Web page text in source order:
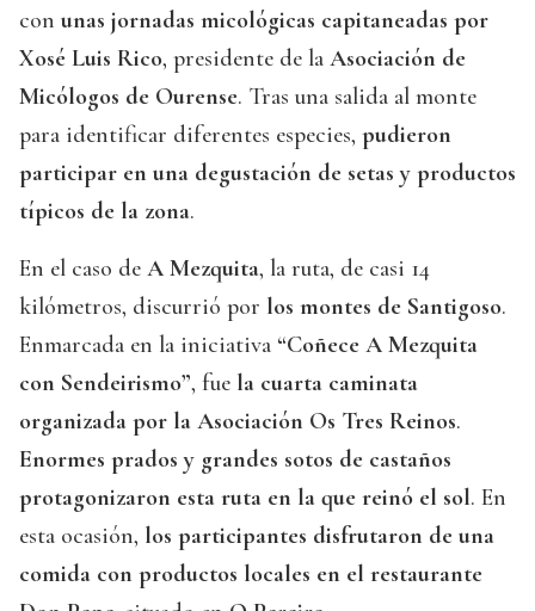
con unas jornadas micológicas capitaneadas por
Xosé Luis Rico, presidente de la Asociación de
Micólogos de Ourense. Tras una salida al monte
para identificar diferentes especies, pudieron
participar en una degustación de setas y productos
típicos de la zona.
En el caso de A Mezquita, la ruta, de casi 14
kilómetros, discurrió por los montes de Santigoso.
Enmarcada en la iniciativa “Coñece A Mezquita
con Sendeirismo”, fue la cuarta caminata
organizada por la Asociación Os Tres Reinos.
Enormes prados y grandes sotos de castaños
protagonizaron esta ruta en la que reinó el sol. En
esta ocasión, los participantes disfrutaron de una
comida con productos locales en el restaurante